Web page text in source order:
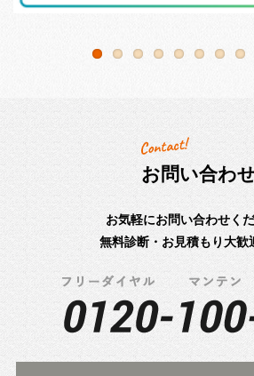
お問い合わ
お気軽にお問い合わせくだ
無料診断・お見積もり大歓